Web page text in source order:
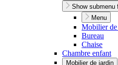
Show submenu
Menu
Mobilier de
Bureau
Chaise
Chambre enfant
Mobilier de jardin